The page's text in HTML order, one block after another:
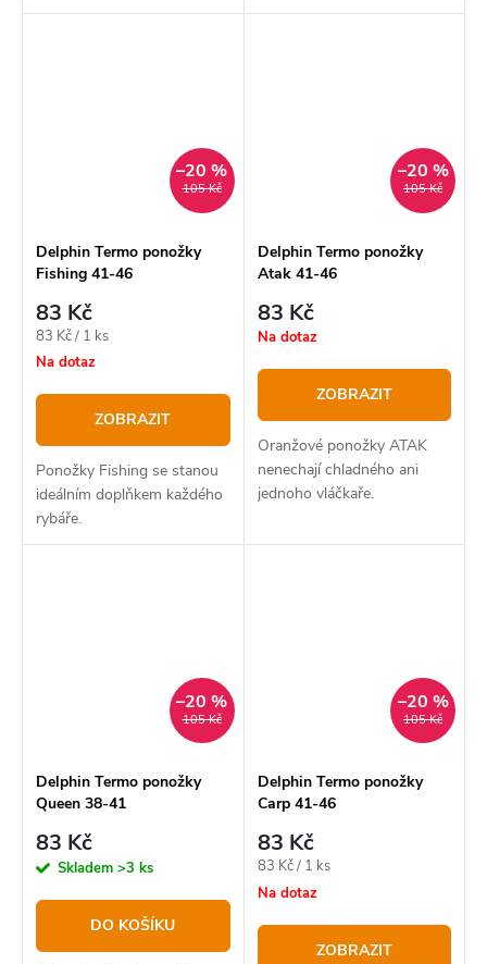
nepříznivých podmínkách.
teplo během zimních výprav
105 Kč
–20 %
Delphin Termo ponožky
Fishing 41-46
83 Kč
Měrná
cena:
83 Kč / 1 ks
Na dotaz
ZOBRAZIT
Ponožky Fishing se stanou
ideálním doplňkem každého
rybáře.
105 Kč
–20 %
Delphin Termo ponožky
Atak 41-46
83 Kč
Na dotaz
ZOBRAZIT
Oranžové ponožky ATAK
nenechají chladného ani
jednoho vláčkaře.
105 Kč
–20 %
Delphin Termo ponožky
Queen 38-41
83 Kč
Skladem >3 ks
DO KOŠÍKU
105 Kč
–20 %
Delphin Termo ponožky
Carp 41-46
83 Kč
Měrná
cena:
83 Kč / 1 ks
Na dotaz
ZOBRAZIT